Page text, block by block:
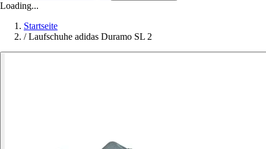
Loading...
Startseite
/ Laufschuhe adidas Duramo SL 2